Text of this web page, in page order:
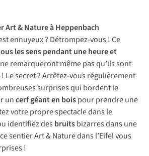
Art & Nature à Heppenbach
ennuyeux ? Détrompez-vous ! Ce
les sens pendant une heure et
remarqueront même pas qu’ils sont
Le secret ? Arrêtez-vous régulièrement
surprises qui bordent le
uncerf géant en boispour prendre une
votre propre spectacle dans le
identifiez des bruitsbizarres dans une
sentier Art & Nature dans l’Eifel vous
!